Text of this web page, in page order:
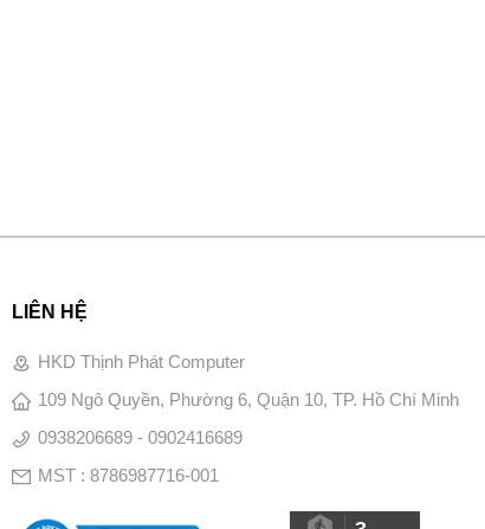
LIÊN HỆ
HKD Thịnh Phát Computer
109 Ngô Quyền, Phường 6, Quận 10, TP. Hồ Chí Minh
0938206689 - 0902416689
MST : 8786987716-001